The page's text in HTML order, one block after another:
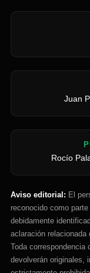
Juan
Rocío
Aviso editorial: El
reconocido como
debidamente
aclaración relacionada
Toda
devolverán originales,